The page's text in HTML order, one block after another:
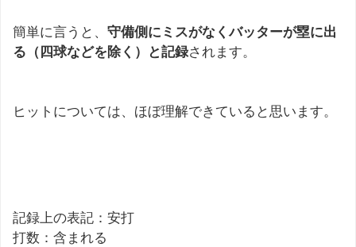
簡単に言うと、 守備側にミスがなくバッターが塁に出
る（四球などを除く）と記録されます。
ヒットについては、ほぼ理解できていると思います。
記録上の表記：安打
打数：含まれる